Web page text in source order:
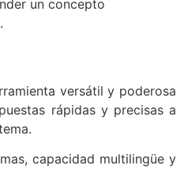
un concepto
versátil y poderosa
rápidas y precisas a
capacidad multilingüe y